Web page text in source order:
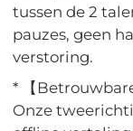
tussen de 2
pauzes, geen
verstoring.
* 【
Onze